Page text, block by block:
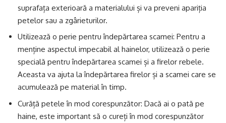
suprafața exterioară a materialului și va preveni apariția
petelor sau a zgârieturilor.
Utilizează o perie pentru îndepărtarea scamei: Pentru a
menține aspectul impecabil al hainelor, utilizează o perie
specială pentru îndepărtarea scamei și a firelor rebele.
Aceasta va ajuta la îndepărtarea firelor și a scamei care se
acumulează pe material în timp.
Curăță petele în mod corespunzător: Dacă ai o pată pe
haine, este important să o cureți în mod corespunzător